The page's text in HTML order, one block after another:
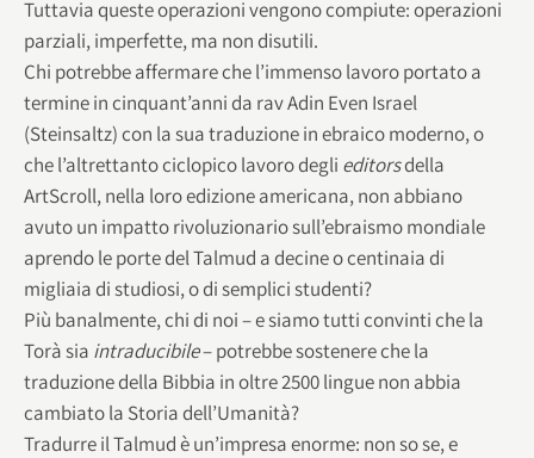
Tuttavia queste operazioni vengono compiute: operazioni
parziali, imperfette, ma non disutili.
Chi potrebbe affermare che l’immenso lavoro portato a
termine in cinquant’anni da rav Adin Even Israel
(Steinsaltz) con la sua traduzione in ebraico moderno, o
che l’altrettanto ciclopico lavoro degli editorsdella
ArtScroll, nella loro edizione americana, non abbiano
avuto un impatto rivoluzionario sull’ebraismo mondiale
aprendo le porte del Talmud a decine o centinaia di
migliaia di studiosi, o di semplici studenti?
Più banalmente, chi di noi – e siamo tutti convinti che la
Torà sia intraducibile– potrebbe sostenere che la
traduzione della Bibbia in oltre 2500 lingue non abbia
cambiato la Storia dell’Umanità?
Tradurre il Talmud è un’impresa enorme: non so se, e